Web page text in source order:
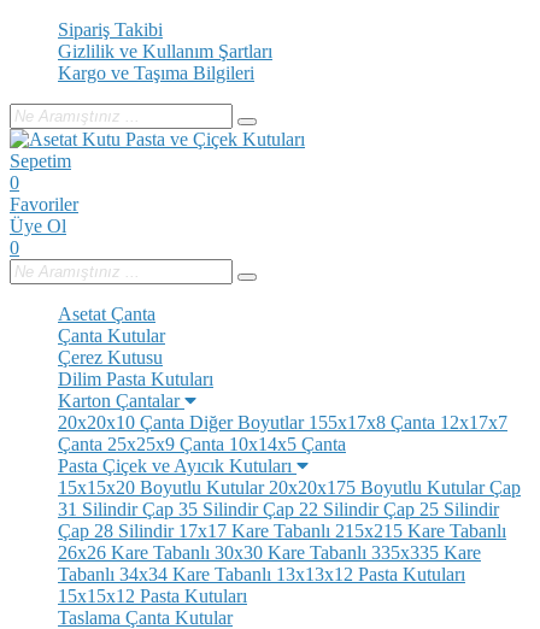
Sipariş Takibi
Gizlilik ve Kullanım Şartları
Kargo ve Taşıma Bilgileri
Sepetim
0
Favoriler
Üye Ol
0
Asetat Çanta
Çanta Kutular
Çerez Kutusu
Dilim Pasta Kutuları
Karton Çantalar
20x20x10 Çanta Diğer Boyutlar155x17x8 Çanta 12x17x7
Çanta 25x25x9 Çanta 10x14x5 Çanta
Pasta Çiçek ve Ayıcık Kutuları
15x15x20 Boyutlu Kutular20x20x175 Boyutlu KutularÇap
31 SilindirÇap 35 SilindirÇap 22 SilindirÇap 25 Silindir
Çap 28 Silindir17x17 Kare Tabanlı 215x215 Kare Tabanlı
26x26 Kare Tabanlı 30x30 Kare Tabanlı 335x335 Kare
Tabanlı 34x34 Kare Tabanlı 13x13x12 Pasta Kutuları
15x15x12 Pasta Kutuları
Taslama Çanta Kutular